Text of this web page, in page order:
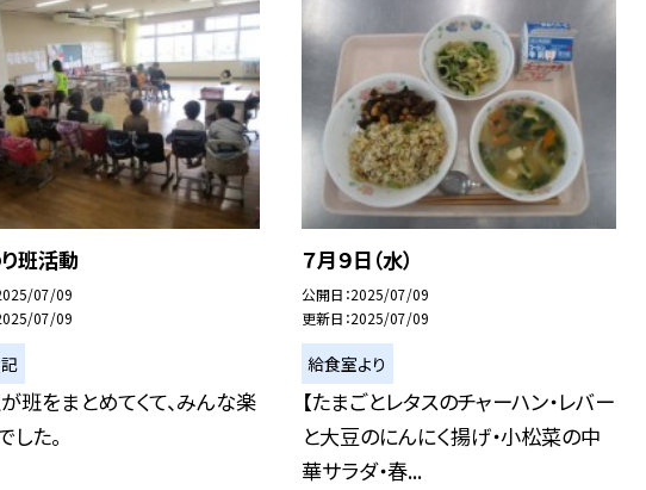
班活動
07/09
07/09
班をまとめてくて、みんな楽
した。
７月９日（水）
公開日 2025/07/09
更新日 2025/07/09
給食室より
【たまごとレタスのチャーハン・レバー
と大豆のにんにく揚げ・小松菜の中
華サラダ・春...